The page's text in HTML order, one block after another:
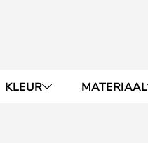
KLEUR MATERIAAL